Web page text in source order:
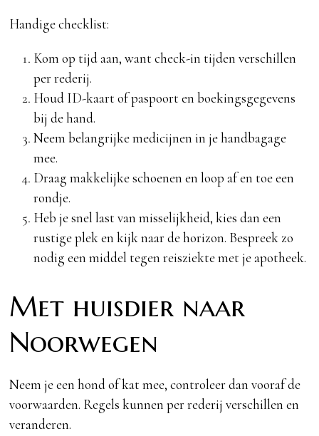
Handige checklist:
Kom op tijd aan, want check-in tijden verschillen
per rederij.
Houd ID-kaart of paspoort en boekingsgegevens
bij de hand.
Neem belangrijke medicijnen in je handbagage
mee.
Draag makkelijke schoenen en loop af en toe een
rondje.
Heb je snel last van misselijkheid, kies dan een
rustige plek en kijk naar de horizon. Bespreek zo
nodig een middel tegen reisziekte met je apotheek.
Met huisdier naar
Noorwegen
Neem je een hond of kat mee, controleer dan vooraf de
voorwaarden. Regels kunnen per rederij verschillen en
veranderen.